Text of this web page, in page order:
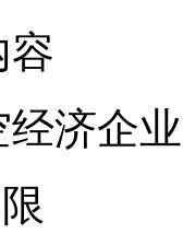
容
经济企业